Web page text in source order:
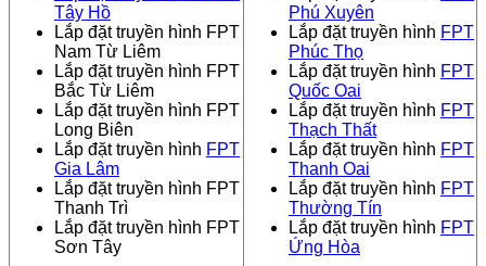
Tây Hồ
Lắp đặt truyền hình FPT
Nam Từ Liêm
Lắp đặt truyền hình FPT
Bắc Từ Liêm
Lắp đặt truyền hình FPT
Long Biên
Lắp đặt truyền hình FPT
Gia Lâm
Lắp đặt truyền hình FPT
Thanh Trì
Lắp đặt truyền hình FPT
Sơn Tây
Phú Xuyên
Lắp đặt truyền hình FPT
Phúc Thọ
Lắp đặt truyền hình FPT
Quốc Oai
Lắp đặt truyền hình FPT
Thạch Thất
Lắp đặt truyền hình FPT
Thanh Oai
Lắp đặt truyền hình FPT
Thường Tín
Lắp đặt truyền hình FPT
Ứng Hòa